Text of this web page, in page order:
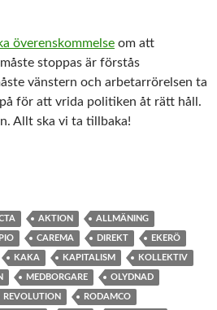
överenskommelse om att
stoppas är förstås
vänstern och arbetarrörelsen ta
för att vrida politiken åt rätt håll.
Allt ska vi ta tillbaka!
om välfärdsvinster bli en
AKTION ALLMÄNING
CAREMA DIREKT EKERÖ
KAKA KAPITALISM KOLLEKTIV
MEDBORGARE OLYDNAD
REVOLUTION RODAMCO